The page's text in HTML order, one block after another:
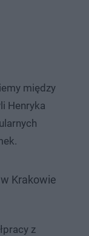
między
Henryka
Krakowie
z